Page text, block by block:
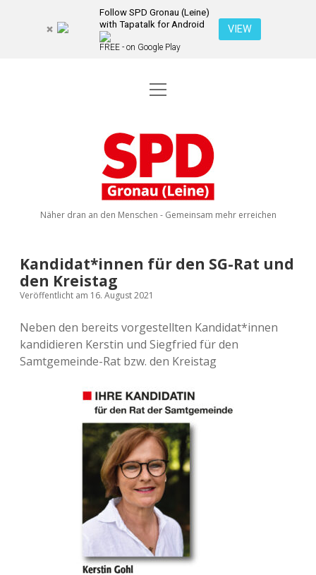
Follow SPD Gronau (Leine)
with Tapatalk for Android
FREE - on Google Play
VIEW
Startseite
Kandidierende
Wahlprogramm
Über uns
Dropdown-
Menü
öffnen
Ratsmitglieder
Veranstaltungen
Newsletter
Spenden
facebook
instagram
rss E-
Menü
SPD
Gronau
(Leine)
Näher dran an den Menschen - Gemeinsam mehr erreichen
Kandidat*innen für den SG-Rat und
den Kreistag
Veröffentlicht am 16. August 2021
Neben den bereits vorgestellten Kandidat*innen
kandidieren Kerstin und Siegfried für den
Samtgemeinde-Rat bzw. den Kreistag